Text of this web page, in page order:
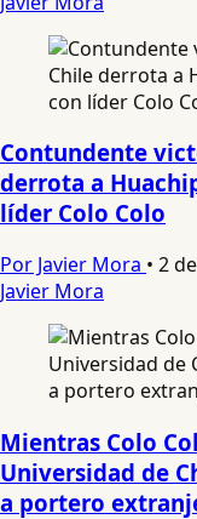
Contundente
derrota a
líder Colo Colo
Por Javier Mora • 2
Javier Mora
Mientras Colo
Universidad de
a portero